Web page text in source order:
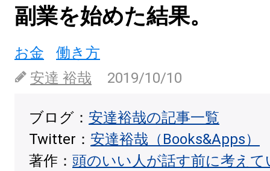
副業を始めた結果。
お金
働き方
安達 裕哉
2019/10/10
ブログ： 安達裕哉の記事一覧
Twitter： 安達裕哉（Books&Apps）
著作： 頭のいい人が話す前に考え